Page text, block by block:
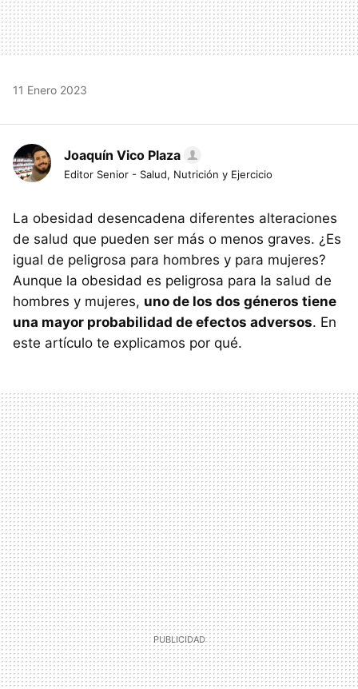
11 Enero 2023
Joaquín Vico Plaza
Editor Senior - Salud, Nutrición y Ejercicio
La obesidad desencadena diferentes alteraciones
de salud que pueden ser más o menos graves. ¿Es
igual de peligrosa para hombres y para mujeres?
Aunque la obesidad es peligrosa para la salud de
hombres y mujeres, uno de los dos géneros tiene
una mayor probabilidad de efectos adversos. En
este artículo te explicamos por qué.